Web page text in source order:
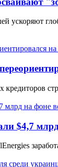
ускоряют
$4,7